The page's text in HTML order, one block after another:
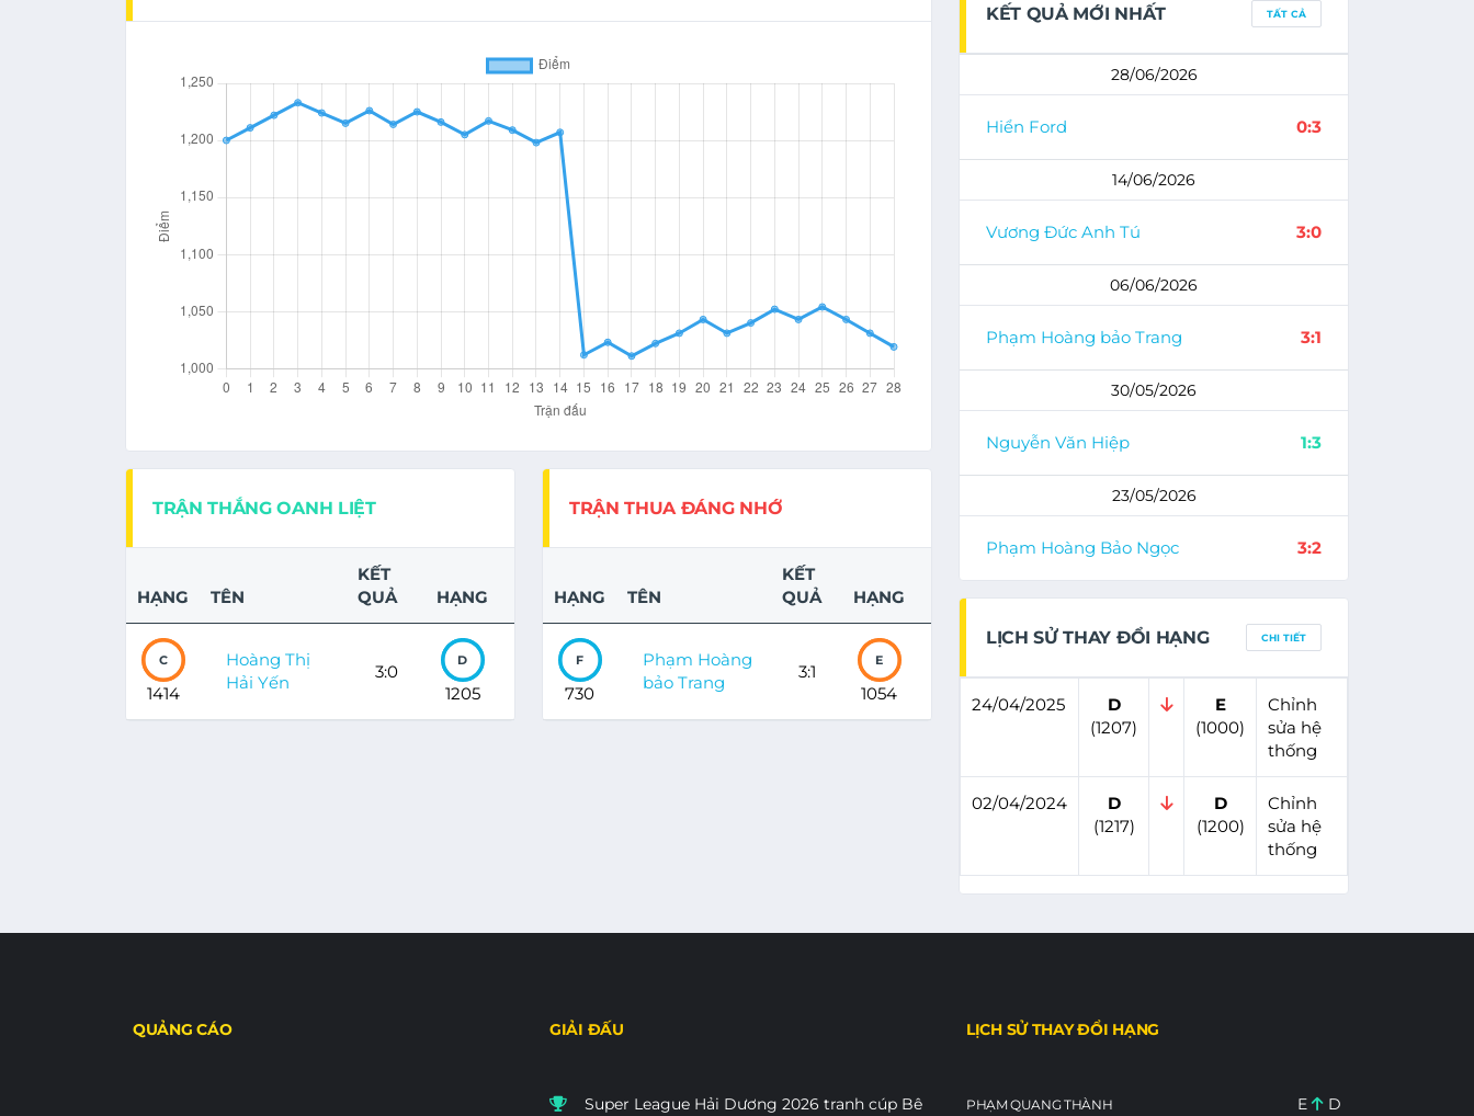
TRẬN THẮNG OANH LIỆT
HẠNG TÊN
KẾT
QUẢ
HẠNG
C
1414
Hoàng Thị
Hải Yến
3:0
D
1205
TRẬN THUA ĐÁNG NHỚ
HẠNG TÊN
KẾT
QUẢ
HẠNG
F
730
Phạm Hoàng
bảo Trang
3:1
E
1054
KẾT QUẢ MỚI NHẤT TẤT CẢ
28/06/2026
Hiển Ford 0:3
14/06/2026
Vương Đức Anh Tú 3:0
06/06/2026
Phạm Hoàng bảo Trang 3:1
30/05/2026
Nguyễn Văn Hiệp 1:3
23/05/2026
Phạm Hoàng Bảo Ngọc 3:2
LỊCH SỬ THAY ĐỔI HẠNG CHI TIẾT
24/04/2025
D
(1207)
E
(1000)
Chỉnh
sửa hệ
thống
02/04/2024
D
(1217)
D
(1200)
Chỉnh
sửa hệ
thống
QUẢNG CÁO GIẢI ĐẤU
Super League Hải Dương 2026 tranh cúp Bê
LỊCH SỬ THAY ĐỔI HẠNG
PHẠM QUANG THÀNH E D